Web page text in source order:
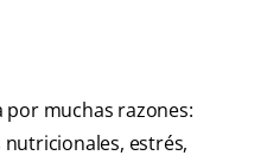
por muchas razones:
estrés,